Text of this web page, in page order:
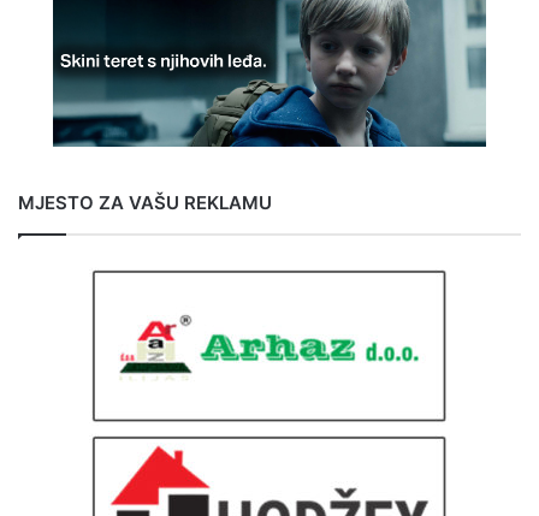
MJESTO ZA VAŠU REKLAMU